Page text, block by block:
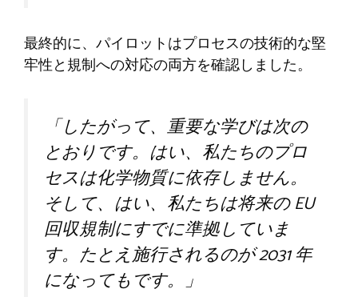
最終的に、パイロットはプロセスの技術的な堅
牢性と規制への対応の両方を確認しました。
「したがって、重要な学びは次の
とおりです。はい、私たちのプロ
セスは化学物質に依存しません。
そして、はい、私たちは将来の EU
回収規制にすでに準拠していま
す。たとえ施行されるのが 2031 年
になってもです。」